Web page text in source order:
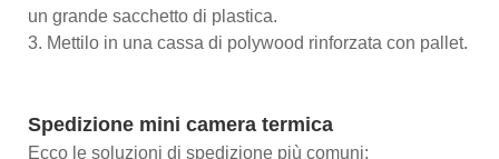
un grande sacchetto di plastica.
3. Mettilo in una cassa di polywood rinforzata con pallet.
Spedizione mini camera termica
Ecco le soluzioni di spedizione più comuni: